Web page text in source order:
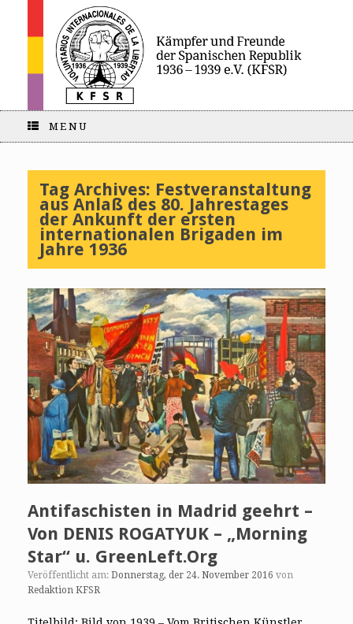
MENU
Tag Archives: Festveranstaltung
aus Anlaß des 80. Jahrestages
der Ankunft der ersten
internationalen Brigaden im
Jahre 1936
Antifaschisten in Madrid geehrt –
Von DENIS ROGATYUK – „Morning
Star“ u. GreenLeft.Org
Veröffentlicht am: Donnerstag, der 24. November 2016 von
Redaktion KFSR